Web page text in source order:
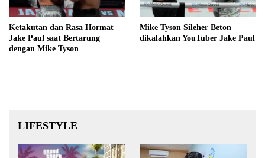
Ketakutan dan Rasa Hormat
Jake Paul saat Bertarung
dengan Mike Tyson
Mike Tyson Sileher Beton
dikalahkan YouTuber Jake Paul
LIFESTYLE